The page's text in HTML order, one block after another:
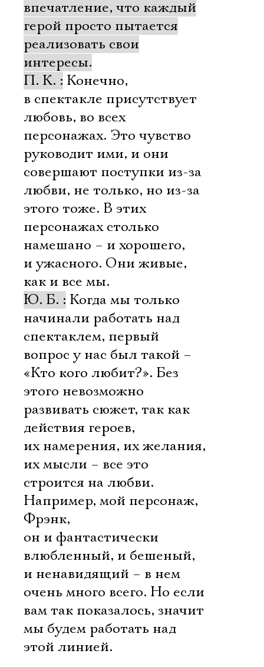
впечатление, что каждый
герой просто пытается
реализовать свои
интересы.
П. К. : Конечно,
в спектакле присутствует
любовь, во всех
персонажах. Это чувство
руководит ими, и они
совершают поступки из-за
любви, не только, но из-за
этого тоже. В этих
персонажах столько
намешано – и хорошего,
и ужасного. Они живые,
как и все мы.
Ю. Б. : Когда мы только
начинали работать над
спектаклем, первый
вопрос у нас был такой –
«Кто кого любит?». Без
этого невозможно
развивать сюжет, так как
действия героев,
их намерения, их желания,
их мысли – все это
строится на любви.
Например, мой персонаж,
Фрэнк,
он и фантастически
влюбленный, и бешеный,
и ненавидящий – в нем
очень много всего. Но если
вам так показалось, значит
мы будем работать над
этой линией.
Ознакомиться